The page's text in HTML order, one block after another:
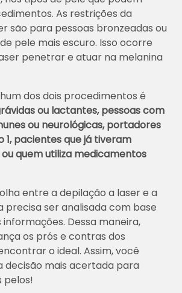
As restrições da
são para pessoas bronzeadas ou
pele mais escuro. Isso ocorre
penetrar e atuar na melanina
dos dois procedimentos é
ou lactantes, pessoas com
ou neurológicas, portadores
1, pacientes que já tiveram
quem utiliza medicamentos
entre a depilação a laser e a
precisa ser analisada com base
Dessa maneira,
os prós e contras dos
o ideal. Assim, você
decisão mais acertada para
pelos!